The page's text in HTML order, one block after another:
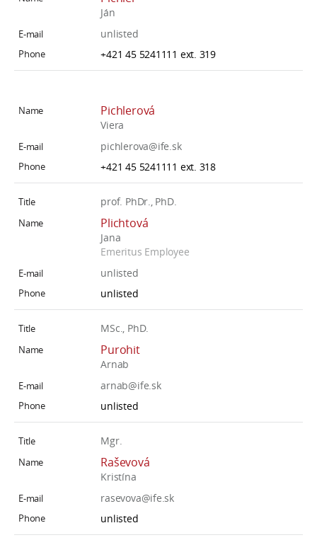
Ján
unlisted
+421 45 5241111 ext. 319
Pichlerová
Viera
pichlerova@ife.sk
+421 45 5241111 ext. 318
prof. PhDr., PhD.
Plichtová
Jana
Emeritus Employee
unlisted
unlisted
MSc., PhD.
Purohit
Arnab
arnab@ife.sk
unlisted
Mgr.
Raševová
Kristína
rasevova@ife.sk
unlisted